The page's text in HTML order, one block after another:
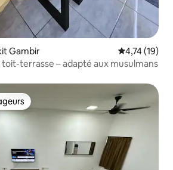
Gambir Évaluation
4,74 (19)
terrasse – adapté aux musulmans